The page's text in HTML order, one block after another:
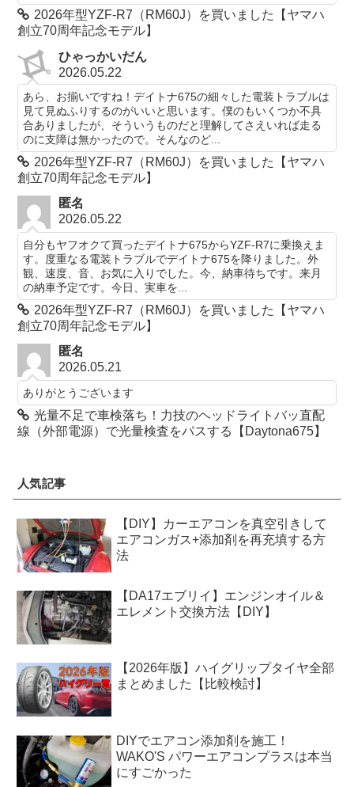
2026年型YZF-R7（RM60J）を買いました【ヤマハ
創立70周年記念モデル】
ひゃっかいだん
2026.05.22
あら、お揃いですね！デイトナ675の細々した電装トラブルは
見て見ぬふりするのがいいと思います。僕のもいくつか不具
合ありましたが、そういうものだと理解してさえいれば走る
のに支障は無かったので。そんなのど...
2026年型YZF-R7（RM60J）を買いました【ヤマハ
創立70周年記念モデル】
匿名
2026.05.22
自分もヤフオクて買ったデイトナ675からYZF-R7に乗換えま
す。度重なる電装トラブルでデイトナ675を降りました。外
観、速度、音、お気に入りでした。今、納車待ちです。来月
の納車予定です。今日、実車を...
2026年型YZF-R7（RM60J）を買いました【ヤマハ
創立70周年記念モデル】
匿名
2026.05.21
ありがとうございます
光量不足で車検落ち！力技のヘッドライトバッ直配
線（外部電源）で光量検査をパスする【Daytona675】
人気記事
【DIY】カーエアコンを真空引きして
エアコンガス+添加剤を再充填する方
法
【DA17エブリイ】エンジンオイル＆
エレメント交換方法【DIY】
【2026年版】ハイグリップタイヤ全部
まとめました【比較検討】
DIYでエアコン添加剤を施工！
WAKO'S パワーエアコンプラスは本当
にすごかった